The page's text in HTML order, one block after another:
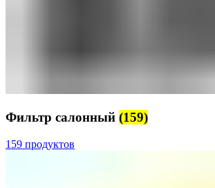
Фильтр салонный (159)
159 продуктов